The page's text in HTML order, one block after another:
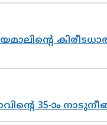
35-ാം